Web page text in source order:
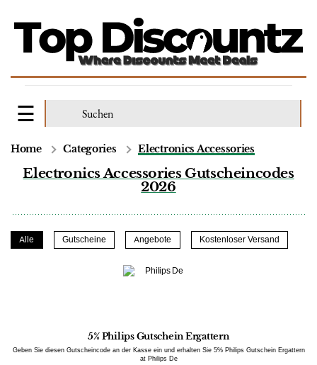
Home Categories Electronics Accessories
Electronics Accessories Gutscheincodes
2026
Alle Gutscheine Angebote Kostenloser Versand
5% Philips Gutschein Ergattern
Geben Sie diesen Gutscheincode an der Kasse ein und erhalten Sie 5% Philips Gutschein Ergattern
at Philips De